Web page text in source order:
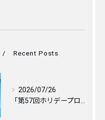
Recent Posts
2026/07/26